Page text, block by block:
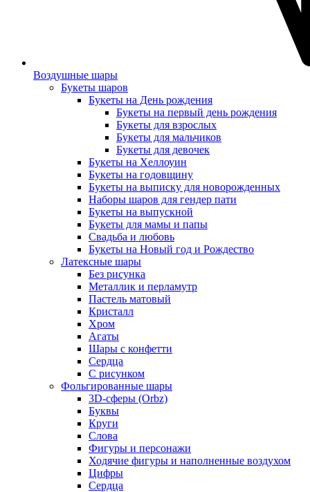
Воздушные шары
Букеты шаров
Букеты на День рождения
Букеты на первый день рождения
Букеты для взрослых
Букеты для мальчиков
Букеты для девочек
Букеты на Хеллоуин
Букеты на годовщину
Букеты на выписку для новорожденных
Наборы шаров для гендер пати
Букеты на выпускной
Букеты для мамы и папы
Свадьба и любовь
Букеты на Новый год и Рождество
Латексные шары
Без рисунка
Металлик и перламутр
Пастель матовый
Кристалл
Хром
Агаты
Шары с конфетти
Сердца
С рисунком
Фольгированные шары
3D-сферы (Orbz)
Буквы
Круги
Слова
Фигуры и персонажи
Ходячие фигуры и наполненные воздухом
Цифры
Сердца